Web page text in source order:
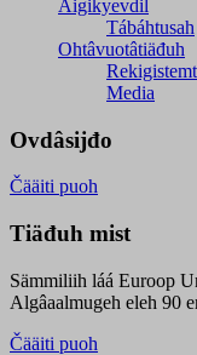
Äigikyevdil
Tábáhtusah
Ohtâvuotâtiäđuh
Media
Ovdâsijđo
Čääiti puoh
Tiäđuh mist
Sämmiliih láá Euroop
Algâaalmugeh eleh 90
Čääiti puoh